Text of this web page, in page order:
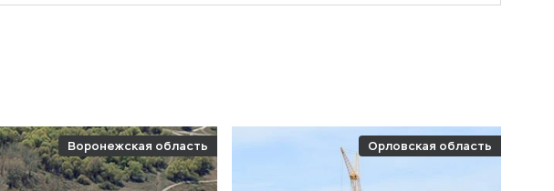
Воронежская область Орловская область